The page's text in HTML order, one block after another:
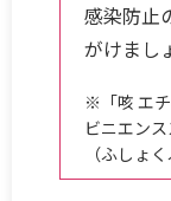
感染防止
がけまし
※「咳 エ
ビニエン
（ふしょ